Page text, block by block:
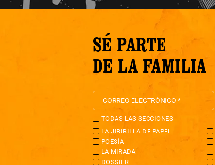
SÉ PARTE
DE LA FAMILIA
TODAS LAS SECCIONES
LA JIRIBILLA DE PAPEL
POESÍA
LA MIRADA
DOSSIER